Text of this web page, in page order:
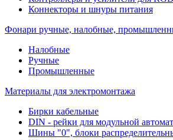
Коннекторы и шнуры питания
Фонари ручные, налобные,
Налобные
Ручные
Промышленные
Материалы для электромонтажа
Бирки кабельные
DIN - рейки для модульной
Шины "0", блоки